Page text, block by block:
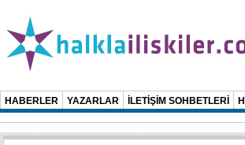
HABERLER YAZARLAR İLETİŞİM SOHBETLERİ